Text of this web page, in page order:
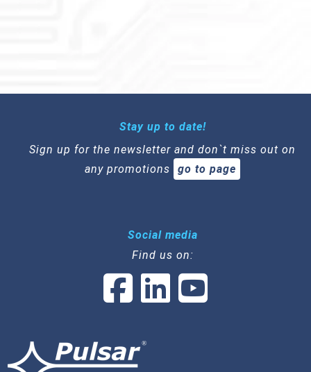
Stay up to date!
Sign up for the newsletter and don`t miss out on
any promotions
go to page
Social media
Find us on: